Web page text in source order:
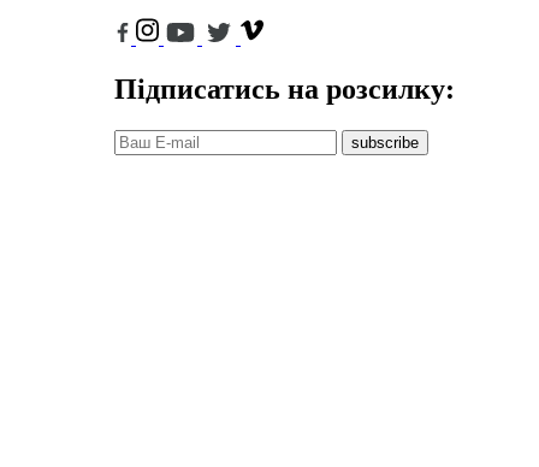
Підписатись на розсилку:
subscribe